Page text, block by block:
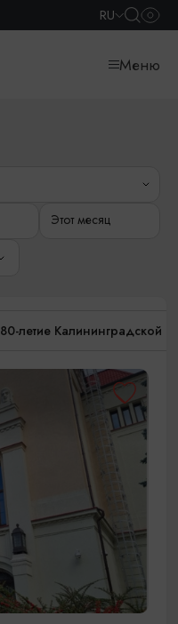
RU
Меню
Этот месяц
80-летие Калининградской